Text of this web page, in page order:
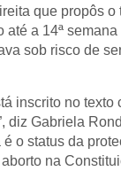
que propôs o
a 14ª
sob risco de
inscrito no texto
diz Gabriela
o status da
na